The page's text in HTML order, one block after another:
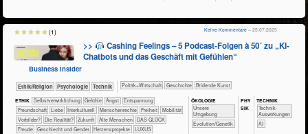
>>
Cashing Feelings – 5 Podcast-Folgen à 50´ zu „KI-
Chatbots und das Geschäft mit Gefühlen“
Business Insider
​​​​​​​​​​Ethik/​Religion ​​​​​​​​​​Psychologie ​Technik ​​​​​​​​​Politik+​Wirtschaft ​​​​​​​​Geschichte Bildende Kunst
ETHIK ​​​​​​​​​​​​​​​​​​​​​​​​​​​​​​​​​​​​​​​​Selbst­verwirklichung ​​​​​​​​​​​​​​​Gefühle ​​​​​​​​​​​​​Angst
​​​​​​​​​​​​​Entspannung
​​​​​​​​​​​​Freundschaft
​​​​​​​​​​​​Liebe ​​​​​​​​Interkulturell ​​​​​​​Menschenrechte ​​​Freiheit
​​​Mobilität
​​Vorbilder?
​Die Realität? ​Zukunft Alte Menschen
DAS GLÜCK
Freude
Geschlecht und Gender Herzensprojekte
LUXUS
ÖKO​LOGIE
​​​​​​​​​​​​​Unsere
Umgebung
Evolution/Genetik
PHY​
SIK
TECH​NIK
​​​​​​Technik-
Auswirkungen
​​AI
Keine Kommentare – 25.07.2025
(1)